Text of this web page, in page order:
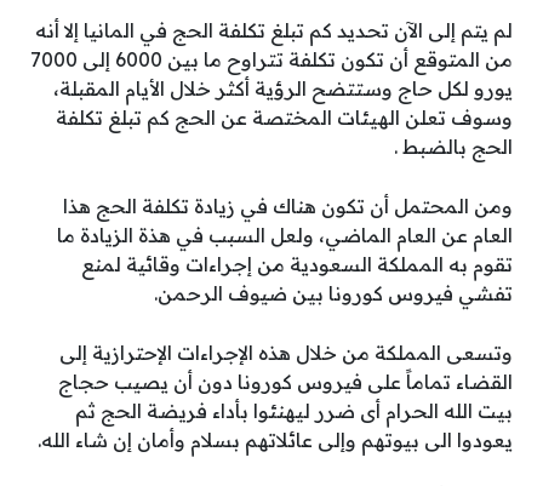
لم يتم إلى الآن تحديد كم تبلغ تكلفة الحج في المانيا إلا أنه
من المتوقع أن تكون تكلفة تتراوح ما بين 6000 إلى 7000
يورو لكل حاج وستتضح الرؤية أكثر خلال الأيام المقبلة،
وسوف تعلن الهيئات المختصة عن الحج كم تبلغ تكلفة
الحج بالضبط .
ومن المحتمل أن تكون هناك في زيادة تكلفة الحج هذا
العام عن العام الماضي، ولعل السبب في هذة الزيادة ما
تقوم به المملكة السعودية من إجراءات وقائية لمنع
تفشي فيروس كورونا بين ضيوف الرحمن.
وتسعى المملكة من خلال هذه الإجراءات الإحترازية إلى
القضاء تماماً على فيروس كورونا دون أن يصيب حجاج
بيت الله الحرام أى ضرر ليهنئوا بأداء فريضة الحج ثم
يعودوا الى بيوتهم وإلى عائلاتهم بسلام وأمان إن شاء الله.